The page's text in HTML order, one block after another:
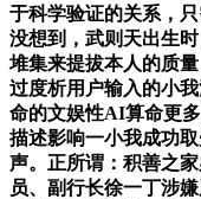
于科学验证的关系，
没想到，武则天出生
堆集来提拔本人的质
过度析用户输入的小
命的文娱性AI算命更
描述影响一小我成功
声。正所谓：积善之
员、副行长徐一丁涉